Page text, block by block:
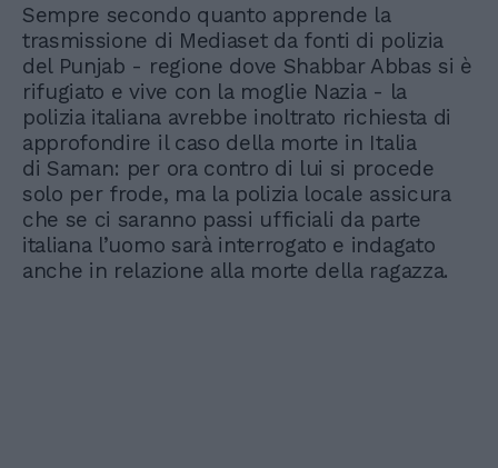
Sempre secondo quanto apprende la
trasmissione di Mediaset da fonti di polizia
del Punjab - regione dove Shabbar Abbas si è
rifugiato e vive con la moglie Nazia - la
polizia italiana avrebbe inoltrato richiesta di
approfondire il caso della morte in Italia
di Saman: per ora contro di lui si procede
solo per frode, ma la polizia locale assicura
che se ci saranno passi ufficiali da parte
italiana l’uomo sarà interrogato e indagato
anche in relazione alla morte della ragazza.